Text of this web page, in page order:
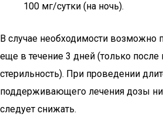
100 мг/сутки (на ночь).
В случае необходимости возможно
еще в течение 3 дней (только после
стерильность). При проведении
поддерживающего лечения дозы
следует снижать.